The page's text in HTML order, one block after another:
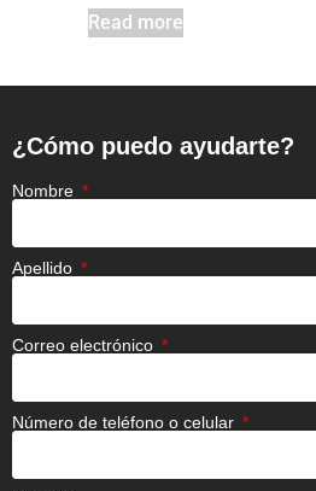
Read more
¿Cómo puedo ayudarte?
Nombre
Apellido
Correo electrónico
Número de teléfono o celular